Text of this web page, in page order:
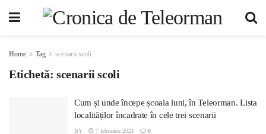
Home Tag scenarii scoli
Etichetă: scenarii scoli
Cum și unde începe școala luni, în Teleorman. Lista
localităților încadrate în cele trei scenarii
BY 7 februarie 2021 0